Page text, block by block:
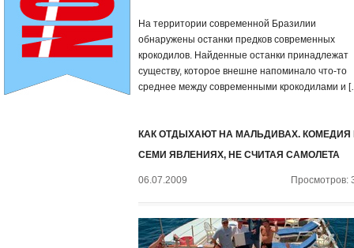
На территории современной Бразилии
обнаружены останки предков современных
крокодилов. Найденные останки принадлежат
существу, которое внешне напоминало что-то
среднее между современными крокодилами и
КАК ОТДЫХАЮТ НА МАЛЬДИВАХ. КОМЕДИЯ
СЕМИ ЯВЛЕНИЯХ, НЕ СЧИТАЯ САМОЛЕТА
06.07.2009 Просмотров: